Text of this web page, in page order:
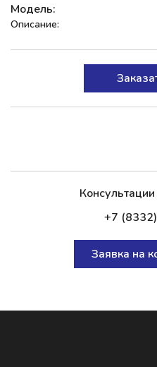
Модель:
Описание:
+7
Заявка на